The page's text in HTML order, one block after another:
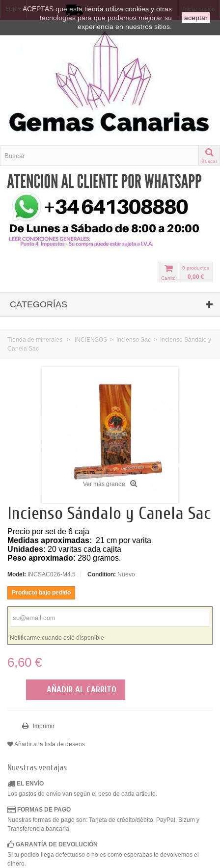
ACEPTAS que esta tienda utiliza cookies y otras
tecnologías para que podamos mejorar su
experiencia en nuestros sitios.
aceptar
EUR Iniciar sesión
Envíos desde España
Buscar
0 productos
0,00 €
Carrito
CATEGORÍAS
Tienda de minerales > INCIENSOS > Incienso Sac >
Incienso Sándalo y
Canela Sac
Ver más grande
Incienso Sándalo y Canela Sac
Precio por set de 6 caja
Medidas aproximadas: 21 cm por varita
Unidades: 20 varitas cada cajita
Peso aproximado: 280 gramos.
Model: INCSAC026-M4.5 Condition: Nuevo
Producto bajo pedido
Notificarme cuando esté disponible
6,60 €
AÑADIR AL CARRITO
Imprimir
Añadir a la lista de deseos
Nuestras ventajas
EL ENVÍO
Los gastos de envío van según el peso de cada artículo.
FORMAS DE PAGO
Nuestras formas de pago son: Tarjeta de crédito/débito, PayPal, Bizum y
Transferencia bancaria
GARANTÍA DE DEVOLUCIÓN
Si tu pedido llega defectuoso o no es como esperabas te devolvemos el
dinero.